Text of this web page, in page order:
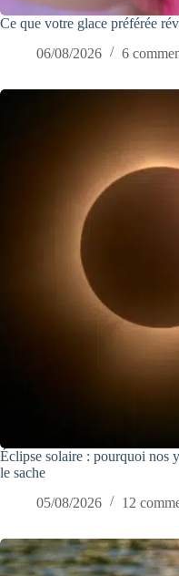
Ce que votre glace préférée
06/08/2026
6
Éclipse solaire : pourquoi nos
le sache
05/08/2026
12